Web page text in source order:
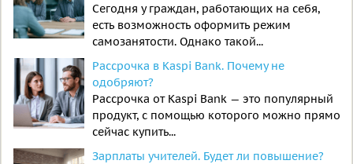
Сегодня у граждан, работающих на себя,
есть возможность оформить режим
самозанятости. Однако такой...
Рассрочка в Kaspi Bank. Почему не
одобряют?
Рассрочка от Kaspi Bank — это популярный
продукт, с помощью которого можно прямо
сейчас купить...
Зарплаты учителей. Будет ли повышение?